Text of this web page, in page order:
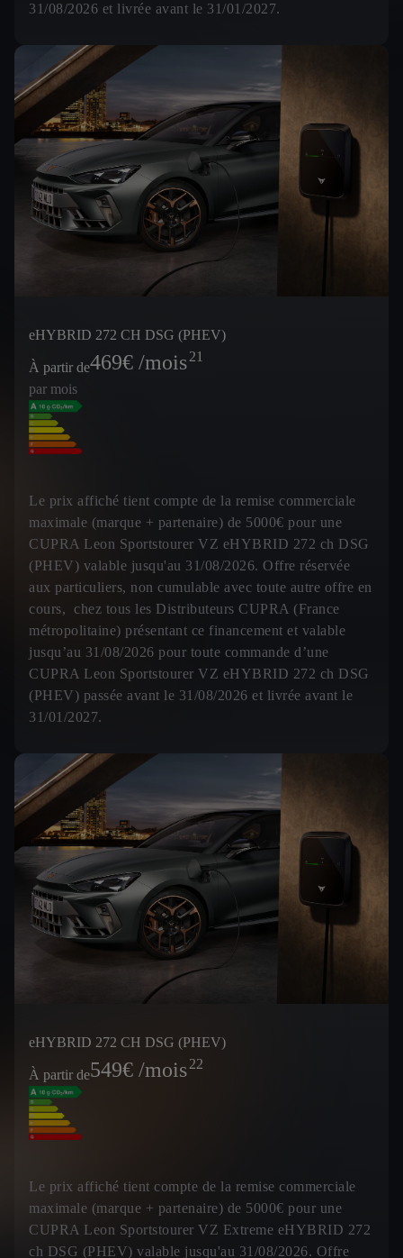
31/08/2026 et livrée avant le 31/01/2027.
eHYBRID 272 CH DSG (PHEV)
À partir de469€ /mois21
par mois
Le prix affiché tient compte de la remise commerciale
maximale (marque + partenaire) de 5000€ pour une
CUPRA Leon Sportstourer VZ eHYBRID 272 ch DSG
(PHEV) valable jusqu'au 31/08/2026. Offre réservée
aux particuliers, non cumulable avec toute autre offre en
cours, chez tous les Distributeurs CUPRA (France
métropolitaine) présentant ce financement et valable
jusqu’au 31/08/2026 pour toute commande d’une
CUPRA Leon Sportstourer VZ eHYBRID 272 ch DSG
(PHEV) passée avant le 31/08/2026 et livrée avant le
31/01/2027.
eHYBRID 272 CH DSG (PHEV)
À partir de549€ /mois22
Le prix affiché tient compte de la remise commerciale
maximale (marque + partenaire) de 5000€ pour une
CUPRA Leon Sportstourer VZ Extreme eHYBRID 272
ch DSG (PHEV) valable jusqu'au 31/08/2026. Offre